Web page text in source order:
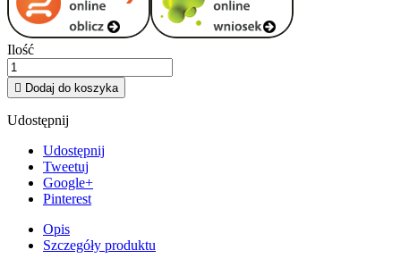
Ilość
 Dodaj do koszyka
Udostępnij
Udostępnij
Tweetuj
Google+
Pinterest
Opis
Szczegóły produktu